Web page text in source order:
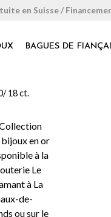
en Suisse /
BAGUES DE
18 ct.